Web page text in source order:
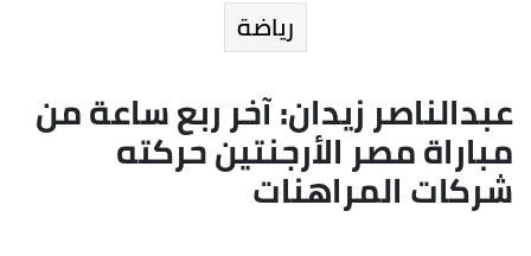
رياضة
عبدالناصر زيدان: آخر ربع ساعة من
مباراة مصر الأرجنتين حركته
شركات المراهنات